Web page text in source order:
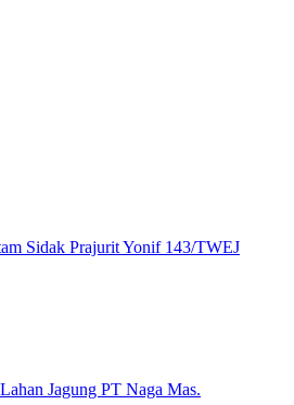
Sidak Prajurit Yonif 143/TWEJ
Jagung PT Naga Mas.